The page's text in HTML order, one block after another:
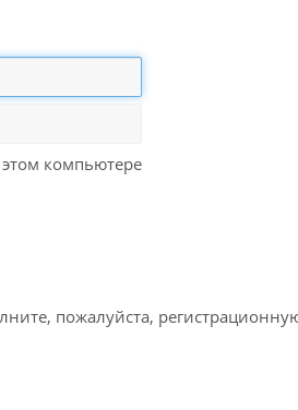
компьютере
пожалуйста,